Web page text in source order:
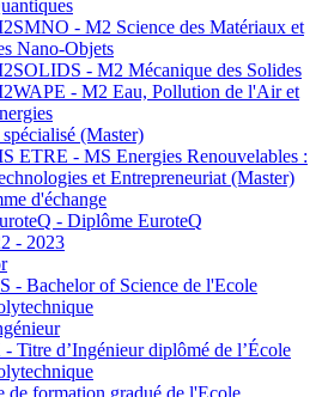
- M2 Science des Matériaux et
Nano-Objets
- M2 Mécanique des Solides
- M2 Eau, Pollution de l'Air et
(Master)
ETRE - MS Energies Renouvelables :
et Entrepreneuriat (Master)
d'échange
- Diplôme EuroteQ
- 2023
- Bachelor of Science de l'Ecole
- Titre d’Ingénieur diplômé de l’École
de formation gradué de l'Ecole